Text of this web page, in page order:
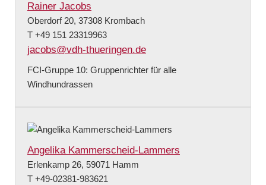
Rainer Jacobs
Oberdorf 20, 37308 Krombach
T +49 151 23319963
jacobs@vdh-thueringen.de
FCI-Gruppe 10: Gruppenrichter für alle
Windhundrassen
Angelika Kammerscheid-Lammers
Erlenkamp 26, 59071 Hamm
T +49-02381-983621